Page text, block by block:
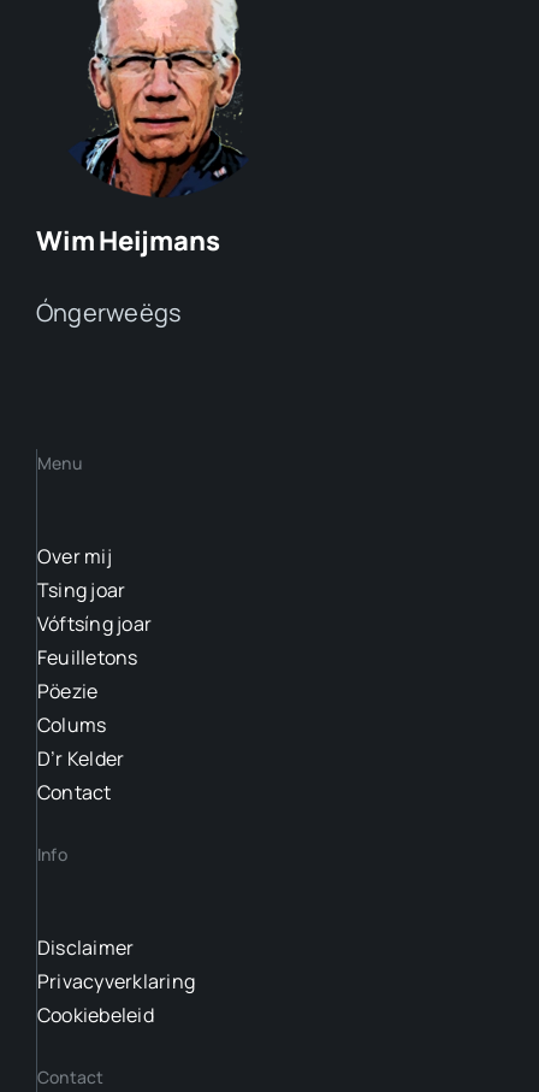
Wim Heijmans
Óngerweëgs
Menu
Over mij
Tsing joar
Vóftsíng joar
Feuilletons
Pöezie
Colums
D’r Kelder
Contact
Info
Disclaimer
Privacyverklaring
Cookiebeleid
Contact